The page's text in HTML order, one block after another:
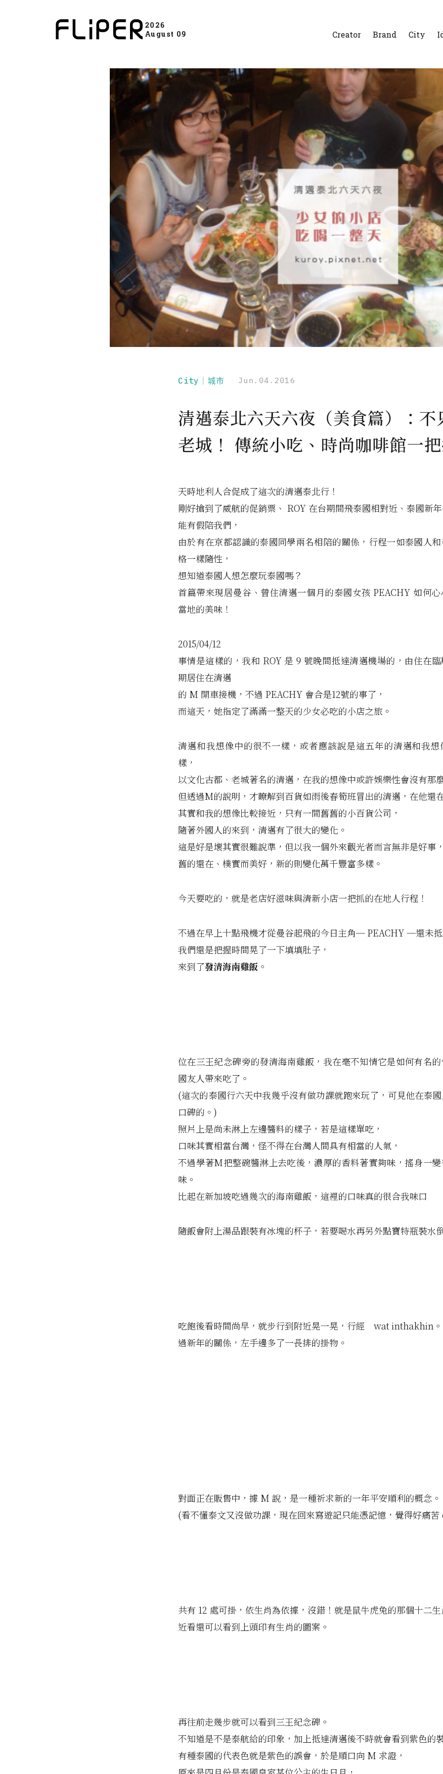
2026
August 09
Creator Brand City
City｜城市 Jun.04.2016
清邁泰北六天六夜（美食篇）：不
老城！ 傳統小吃、時尚咖啡館一
天時地利人合促成了這次的清邁泰北行！
剛好搶到了威航的促銷票、 ROY 在台期間飛泰國相對近、泰國新
能有假陪我們，
由於有在京都認識的泰國同學兩名相陪的關係，行程一如泰國人
格一樣隨性，
想知道泰國人想怎麼玩泰國嗎？
首篇帶來現居曼谷、曾住清邁一個月的泰國女孩 PEACHY 如何
當地的美味！
2015/04/12
事情是這樣的，我和 ROY 是 9 號晚間抵達清邁機場的，由住在
期居住在清邁
的 M 開車接機，不過 PEACHY 會合是12號的事了，
而這天，她指定了滿滿一整天的少女必吃的小店之旅。
清邁和我想像中的很不一樣，或者應該說是這五年的清邁和我
樣，
以文化古都、老城著名的清邁，在我的想像中或許娛樂性會沒有那
但透過M的說明，才瞭解到百貨如雨後春筍班冒出的清邁，在他還
其實和我的想像比較接近，只有一間舊舊的小百貨公司，
隨著外國人的來到，清邁有了很大的變化。
這是好是壞其實很難說準，但以我一個外來觀光者而言無非是好事
舊的還在、樸實而美好，新的則變化萬千豐富多樣。
今天要吃的，就是老店好滋味與清新小店一把抓的在地人行程！
不過在早上十點飛機才從曼谷起飛的今日主角─ PEACHY ─還未
我們還是把握時間晃了一下填填肚子，
來到了發清海南雞飯 。
位在三王紀念碑旁的發清海南雞飯，我在毫不知情它是如何有名
國友人帶來吃了。
(這次的泰國行六天中我幾乎沒有做功課就跑來玩了，可見他在泰
口碑的。)
照片上是尚未淋上左邊醬料的樣子，若是這樣單吃，
口味其實相當台灣，怪不得在台灣人間具有相當的人氣，
不過學著M把整碗醬淋上去吃後，濃厚的香料著實夠味，搖身一
味。
比起在新加坡吃過幾次的海南雞飯，這裡的口味真的很合我味口
隨飯會附上湯品跟裝有冰塊的杯子，若要喝水再另外點寶特瓶裝水
吃飽後看時間尚早，就步行到附近晃一晃，行經 wat inthakhin。
過新年的關係，左手邊多了一長排的掛物。
對面正在販售中，據 M 說，是一種祈求新的一年平安順利的概念。
(看不懂泰文又沒做功課，現在回來寫遊記只能憑記憶，覺得好痛
共有 12 處可掛，依生肖為依據，沒錯！就是鼠牛虎兔的那個十二
近看還可以看到上頭印有生肖的圖案。
再往前走幾步就可以看到三王紀念碑。
不知道是不是泰航給的印象，加上抵達清邁後不時就會看到紫色的
有種泰國的代表色就是紫色的誤會，於是順口向 M 求證，